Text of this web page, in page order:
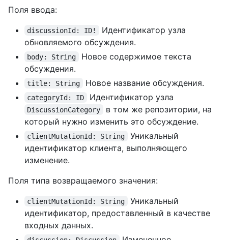
Поля ввода:
discussionId: ID!
Идентификатор узла
обновляемого обсуждения.
body: String
Новое содержимое текста
обсуждения.
title: String Новое название обсуждения.
categoryId: ID Идентификатор узла
DiscussionCategory
в том же репозитории, на
который нужно изменить это обсуждение.
clientMutationId: String
Уникальный
идентификатор клиента, выполняющего
изменение.
Поля типа возвращаемого значения:
clientMutationId: String
Уникальный
идентификатор, предоставленный в качестве
входных данных.